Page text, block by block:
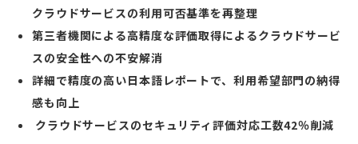
クラウドサービスの利用可否基準を再整理
第三者機関による高精度な評価取得によるクラウドサービ
スの安全性への不安解消
詳細で精度の高い日本語レポートで、利用希望部門の納得
感も向上
クラウドサービスのセキュリティ評価対応工数42％削減